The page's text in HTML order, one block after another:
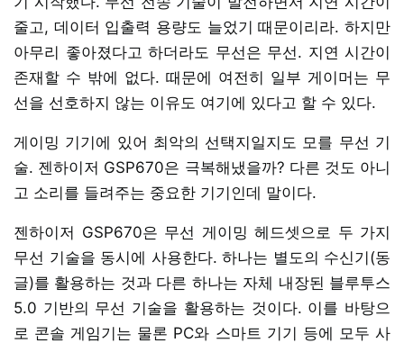
줄고, 데이터 입출력 용량도 늘었기 때문이리라. 하지만
아무리 좋아졌다고 하더라도 무선은 무선. 지연 시간이
존재할 수 밖에 없다. 때문에 여전히 일부 게이머는 무
선을 선호하지 않는 이유도 여기에 있다고 할 수 있다.
게이밍 기기에 있어 최악의 선택지일지도 모를 무선 기
술. 젠하이저 GSP670은 극복해냈을까? 다른 것도 아니
고 소리를 들려주는 중요한 기기인데 말이다.
젠하이저 GSP670은 무선 게이밍 헤드셋으로 두 가지
무선 기술을 동시에 사용한다. 하나는 별도의 수신기(동
글)를 활용하는 것과 다른 하나는 자체 내장된 블루투스
5.0 기반의 무선 기술을 활용하는 것이다. 이를 바탕으
로 콘솔 게임기는 물론 PC와 스마트 기기 등에 모두 사